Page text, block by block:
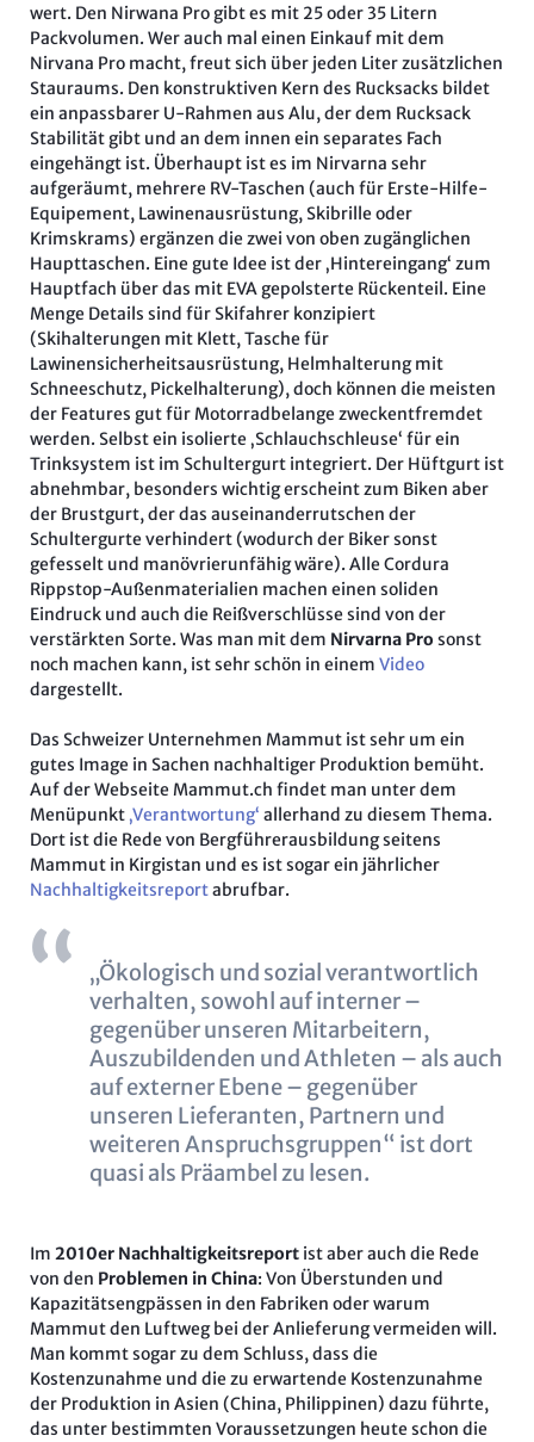
wert. Den Nirwana Pro gibt es mit 25 oder 35 Litern
Packvolumen. Wer auch mal einen Einkauf mit dem
Nirvana Pro macht, freut sich über jeden Liter zusätzlichen
Stauraums. Den konstruktiven Kern des Rucksacks bildet
ein anpassbarer U-Rahmen aus Alu, der dem Rucksack
Stabilität gibt und an dem innen ein separates Fach
eingehängt ist. Überhaupt ist es im Nirvarna sehr
aufgeräumt, mehrere RV-Taschen (auch für Erste-Hilfe-
Equipement, Lawinenausrüstung, Skibrille oder
Krimskrams) ergänzen die zwei von oben zugänglichen
Haupttaschen. Eine gute Idee ist der ‚Hintereingang‘ zum
Hauptfach über das mit EVA gepolsterte Rückenteil. Eine
Menge Details sind für Skifahrer konzipiert
(Skihalterungen mit Klett, Tasche für
Lawinensicherheitsausrüstung, Helmhalterung mit
Schneeschutz, Pickelhalterung), doch können die meisten
der Features gut für Motorradbelange zweckentfremdet
werden. Selbst ein isolierte ‚Schlauchschleuse‘ für ein
Trinksystem ist im Schultergurt integriert. Der Hüftgurt ist
abnehmbar, besonders wichtig erscheint zum Biken aber
der Brustgurt, der das auseinanderrutschen der
Schultergurte verhindert (wodurch der Biker sonst
gefesselt und manövrierunfähig wäre). Alle Cordura
Rippstop-Außenmaterialien machen einen soliden
Eindruck und auch die Reißverschlüsse sind von der
verstärkten Sorte. Was man mit dem Nirvarna Pro sonst
noch machen kann, ist sehr schön in einem Video
dargestellt.
Das Schweizer Unternehmen Mammut ist sehr um ein
gutes Image in Sachen nachhaltiger Produktion bemüht.
Auf der Webseite Mammut.ch findet man unter dem
Menüpunkt ‚Verantwortung‘ allerhand zu diesem Thema.
Dort ist die Rede von Bergführerausbildung seitens
Mammut in Kirgistan und es ist sogar ein jährlicher
Nachhaltigkeitsreportabrufbar.
„Ökologisch und sozial verantwortlich
verhalten, sowohl auf interner –
gegenüber unseren Mitarbeitern,
Auszubildenden und Athleten – als auch
auf externer Ebene – gegenüber
unseren Lieferanten, Partnern und
weiteren Anspruchsgruppen“ ist dort
quasi als Präambel zu lesen.
Im 2010er Nachhaltigkeitsreportist aber auch die Rede
von den Problemen in China: Von Überstunden und
Kapazitätsengpässen in den Fabriken oder warum
Mammut den Luftweg bei der Anlieferung vermeiden will.
Man kommt sogar zu dem Schluss, dass die
Kostenzunahme und die zu erwartende Kostenzunahme
der Produktion in Asien (China, Philippinen) dazu führte,
das unter bestimmten Voraussetzungen heute schon die